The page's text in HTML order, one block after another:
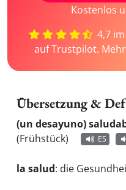
Kostenlos
4,7
auf Trustpilot.
Übersetzung &
(un desayuno)
(Frühstück)
ES
la salud: die